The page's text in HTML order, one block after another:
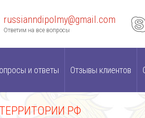
russianndipolmy@gmail.com
Ответим на все вопросы
и ответы Отзывы клиентов
РФ